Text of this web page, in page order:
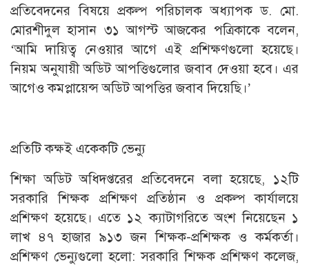
প্রতিবেদনের বিষয়ে প্রকল্প পরিচালক অধ্যাপক ড. মো.
মোরশীদুল হাসান ৩১ আগস্ট আজকের পত্রিকাকে বলেন,
‘আমি দায়িত্ব নেওয়ার আগে এই প্রশিক্ষণগুলো হয়েছে।
নিয়ম অনুযায়ী অডিট আপত্তিগুলোর জবাব দেওয়া হবে। এর
আগেও কমপ্লায়েন্স অডিট আপত্তির জবাব দিয়েছি।’
প্রতিটি কক্ষই একেকটি ভেন্যু
শিক্ষা অডিট অধিদপ্তরের প্রতিবেদনে বলা হয়েছে, ১২টি
সরকারি শিক্ষক প্রশিক্ষণ প্রতিষ্ঠান ও প্রকল্প কার্যালয়ে
প্রশিক্ষণ হয়েছে। এতে ১২ ক্যাটাগরিতে অংশ নিয়েছেন ১
লাখ ৪৭ হাজার ৯১৩ জন শিক্ষক-প্রশিক্ষক ও কর্মকর্তা।
প্রশিক্ষণ ভেন্যুগুলো হলো: সরকারি শিক্ষক প্রশিক্ষণ কলেজ,